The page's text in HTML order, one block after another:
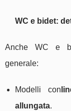
WC e bidet:
Anche WC e
generale:
Modelli con
allungata.